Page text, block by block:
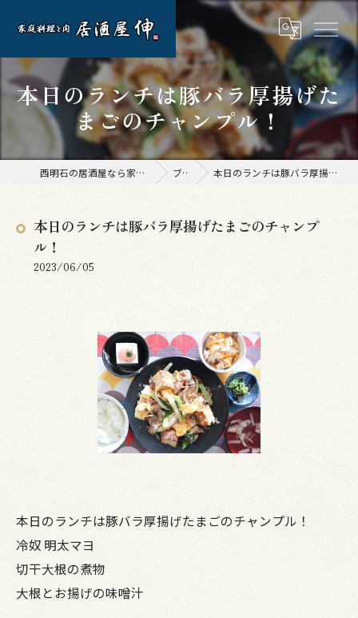
本日のランチは豚バラ厚揚げた
まごのチャンプル！
西明石の居酒屋なら家庭料理と肉 居酒屋 伸 ブログ 本日のランチは豚バラ厚揚げたまごのチャンプル！
本日のランチは豚バラ厚揚げたまごのチャンプ
ル！
2023/06/05
本日のランチは豚バラ厚揚げたまごのチャンプル！
冷奴 明太マヨ
切干大根の煮物
大根とお揚げの味噌汁